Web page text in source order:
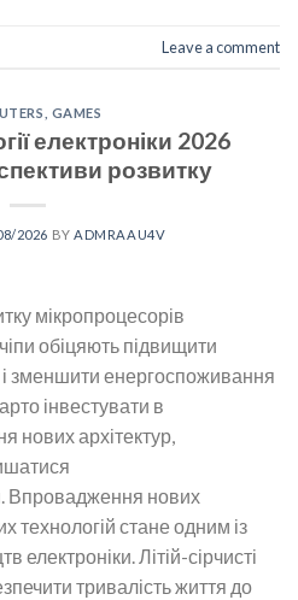
Leave a comment
GAMES
електроніки 2026
розвитку
2026 BYADMRAAU4V
мікропроцесорів
обіцяють підвищити
зменшити енергоспоживання
інвестувати в
нових архітектур,
Впровадження нових
стане одним із
електроніки. Літій-сірчисті
тривалість життя до